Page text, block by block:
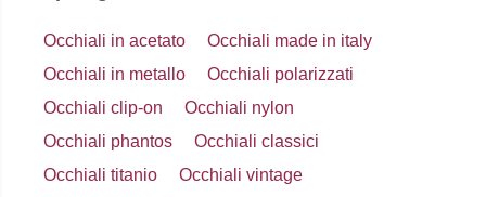
Occhiali in acetato
Occhiali made in italy
Occhiali in metallo
Occhiali polarizzati
Occhiali clip-on
Occhiali nylon
Occhiali phantos
Occhiali classici
Occhiali titanio
Occhiali vintage